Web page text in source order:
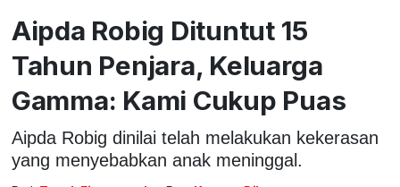
Aipda Robig Dituntut 15
Tahun Penjara, Keluarga
Gamma: Kami Cukup Puas
Aipda Robig dinilai telah melakukan kekerasan
yang menyebabkan anak meninggal.